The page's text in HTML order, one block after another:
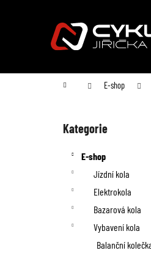
Domů E-shop
Přeskočit
Kategorie
E-shop
Jízdní kola
Elektrokola
Bazarová kola
Vybavení kola
Balanční
Zpět
Zpět